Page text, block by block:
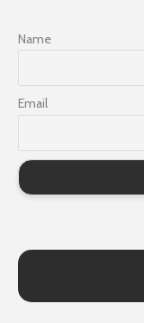
Name
Email